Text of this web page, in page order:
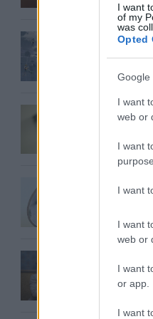
I want
of my
was
Opted
Google
I want
web or
I want
I want
I want
web or
I want
or app.
I want
dalība
dalību